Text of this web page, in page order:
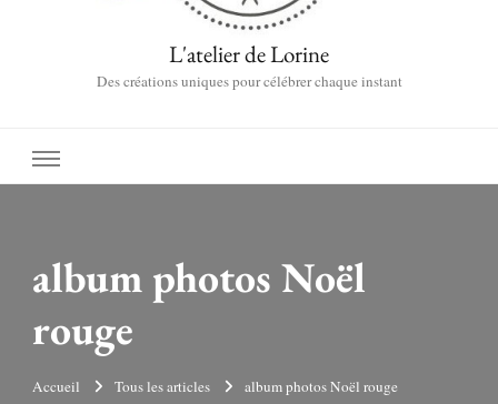
L'atelier de Lorine
Des créations uniques pour célébrer chaque instant
album photos Noël
rouge
Accueil Tous les articles album photos Noël rouge